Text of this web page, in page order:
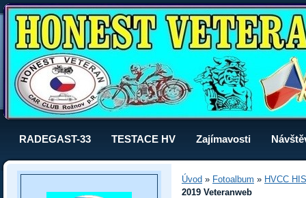
RADEGAST-33 TESTACE HV Zajímavosti
Úvod » Fotoalbum » HVCC
2019 Veteranweb